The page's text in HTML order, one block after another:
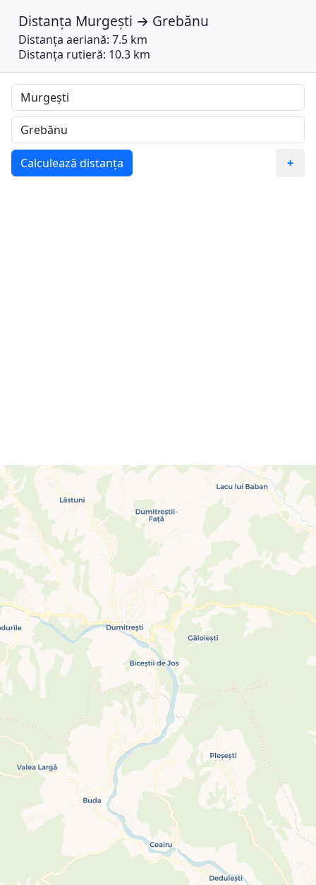
Distanța Murgești → Grebănu
Distanța aeriană: 7.5 km
Distanța rutieră: 10.3 km
Calculează distanța +